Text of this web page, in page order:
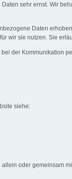
sehr ernst. Wir
Daten
wir sie nutzen. Sie
der Kommunikation
siehe:
oder gemeinsam